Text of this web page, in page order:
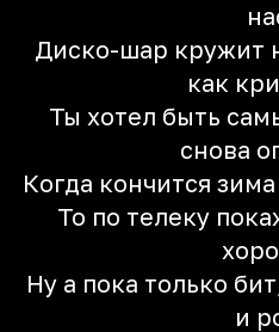
Диско-шар кружит
как
Ты хотел быть
снова
Когда кончится
То по телеку
Ну а пока только
и